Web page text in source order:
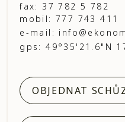
fax: 37 782 5 782
mobil: 777 743 411
e-mail:
gps: 49°35'21.6"N
OBJEDNAT